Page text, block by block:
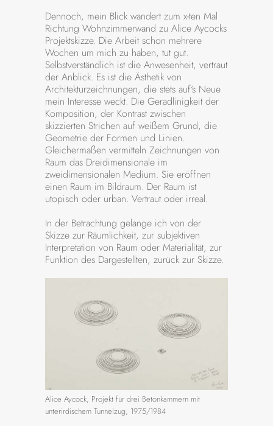
Dennoch, mein Blick wandert zum x-ten Mal
Richtung Wohnzimmerwand zu Alice Aycocks
Projektskizze. Die Arbeit schon mehrere
Wochen um mich zu haben, tut gut.
Selbstverständlich ist die Anwesenheit, vertraut
der Anblick. Es ist die Ästhetik von
Architekturzeichnungen, die stets auf‘s Neue
mein Interesse weckt. Die Geradlinigkeit der
Komposition, der Kontrast zwischen
skizzierten Strichen auf weißem Grund, die
Geometrie der Formen und Linien.
Gleichermaßen vermitteln Zeichnungen von
Raum das Dreidimensionale im
zweidimensionalen Medium. Sie eröffnen
einen Raum im Bildraum. Der Raum ist
utopisch oder urban. Vertraut oder irreal.
In der Betrachtung gelange ich von der
Skizze zur Räumlichkeit, zur subjektiven
Interpretation von Raum oder Materialität, zur
Funktion des Dargestellten, zurück zur Skizze.
Alice Aycock, Projekt für drei Betonkammern mit
unterirdischem Tunnelzug, 1975/1984